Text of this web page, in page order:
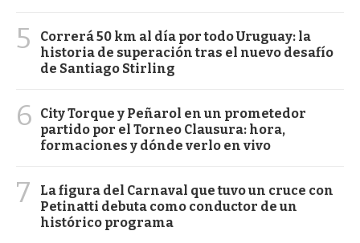
5
Correrá 50 km al día por todo Uruguay: la
historia de superación tras el nuevo desafío
de Santiago Stirling
6
City Torque y Peñarol en un prometedor
partido por el Torneo Clausura: hora,
formaciones y dónde verlo en vivo
7
La figura del Carnaval que tuvo un cruce con
Petinatti debuta como conductor de un
histórico programa